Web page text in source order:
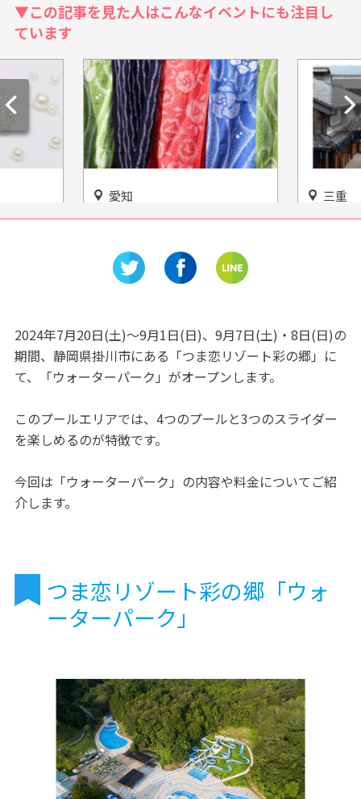
▼この記事を見た人はこんなイベントにも注目し
ています
摩真珠
愛知
日本が誇る伝統工芸品の歴史
松・鳴海絞会館」
三重
お伊勢
2024年7月20日(土)～9月1日(日)、9月7日(土)・8日(日)の
期間、静岡県掛川市にある「つま恋リゾート彩の郷」に
て、「ウォーターパーク」がオープンします。
このプールエリアでは、4つのプールと3つのスライダー
を楽しめるのが特徴です。
今回は「ウォーターパーク」の内容や料金についてご紹
介します。
つま恋リゾート彩の郷「ウォ
ーターパーク」